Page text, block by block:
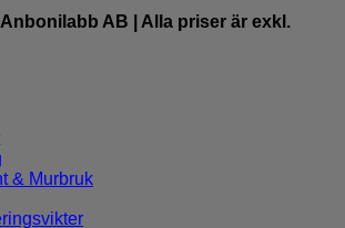
Anbonilabb AB | Alla priser är exkl.
& Murbruk